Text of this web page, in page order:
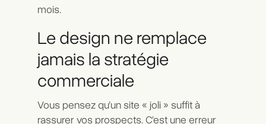
mois.
Le design ne remplace
jamais la stratégie
commerciale
Vous pensez qu’un site « joli » suffit à
rassurer vos prospects. C’est une erreur